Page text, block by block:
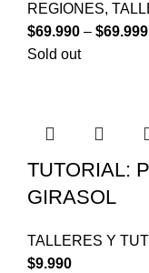
REGIONES,
$69.990 – $69.999
Sold out
TUTORIAL:
GIRASOL
TALLERES Y
$9.990